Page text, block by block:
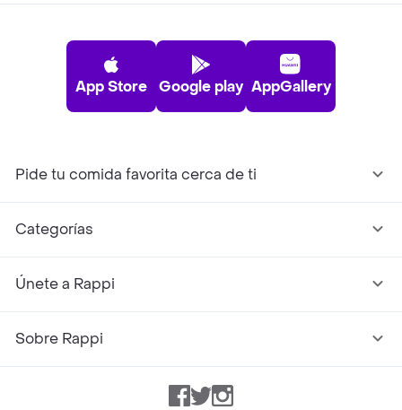
App Store Google play AppGallery
Pide tu comida favorita cerca de ti
Categorías
Únete a Rappi
Sobre Rappi
Facebook
TwitterInstagram